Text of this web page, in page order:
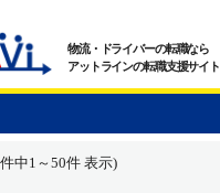
物流・ドライバーの転職なら
アットラインの転職支援サイト
中1～50件 表示)